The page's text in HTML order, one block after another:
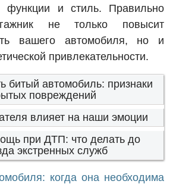
функции и стиль. Правильно
не только повысит
вашего автомобиля, но и
привлекательности.
битый автомобиль: признаки
повреждений
влияет на наши эмоции
при ДТП: что делать до
экстренных служб
когда она необходима